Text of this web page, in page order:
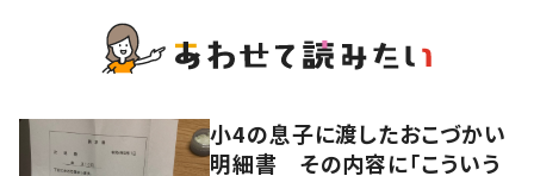
小4の息子に渡したおこづかい
明細書 その内容に「こういう